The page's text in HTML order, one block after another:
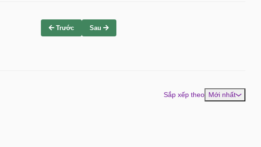
Trước Sau
Sắp xếp theo Mới nhất